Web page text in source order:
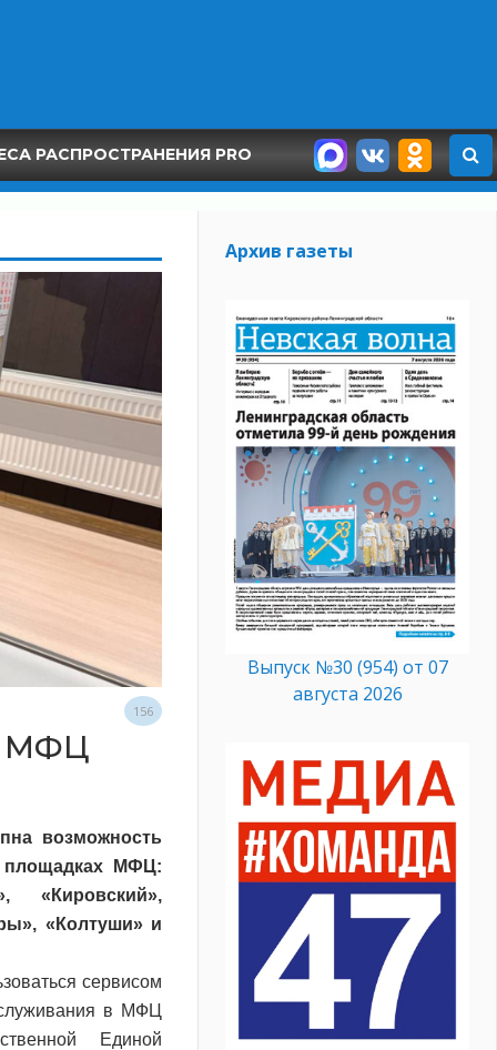
РАСПРОСТРАНЕНИЯ PRO
156
МФЦ
возможность
площадках МФЦ:
«Кировский»,
«Колтуши» и
сервисом
в МФЦ
Единой
Архив газеты
Выпуск №30 (954) от 07
августа 2026